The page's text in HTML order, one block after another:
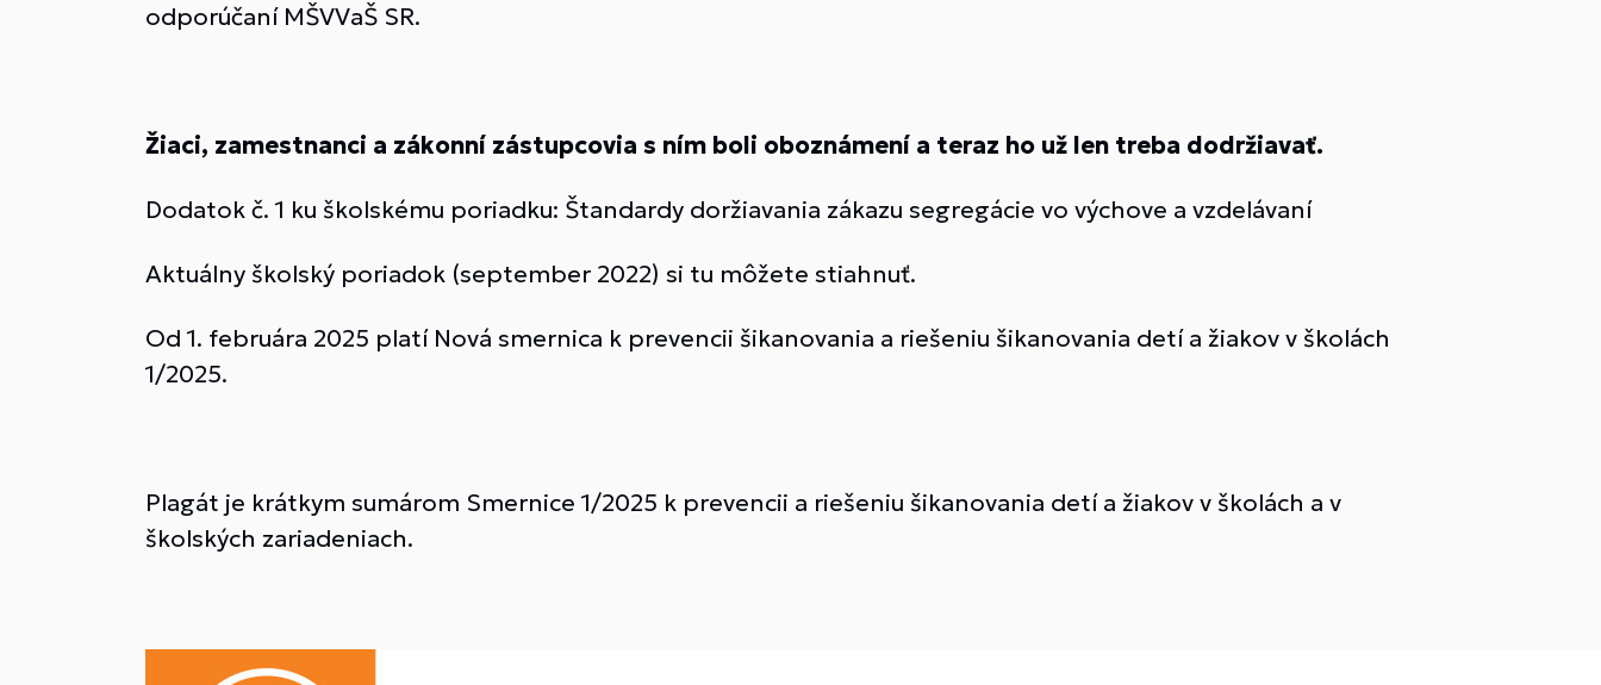
odporúčaní MŠVVaŠ SR.
Žiaci, zamestnanci a zákonní zástupcovia s ním boli oboznámení a teraz ho už len treba dodržiavať.
Dodatok č. 1 ku školskému poriadku: Štandardy doržiavania zákazu segregácie vo výchove a vzdelávaní
Aktuálny školský poriadok (september 2022) si tu môžete stiahnuť.
Od 1. februára 2025 platí Nová smernica k prevencii šikanovania a riešeniu šikanovania detí a žiakov v školách
1/2025.
Plagát je krátkym sumárom Smernice 1/2025 k prevencii a riešeniu šikanovania detí a žiakov v školách a v
školských zariadeniach.